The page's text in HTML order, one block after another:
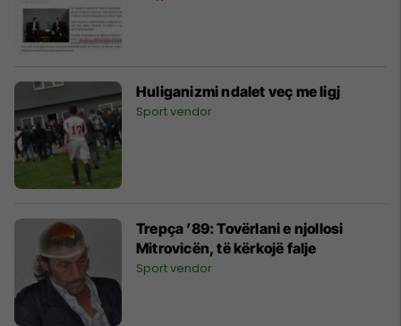
Huliganizmi ndalet veç me ligj
Sport vendor
Trepça ’89: Tovërlani e njollosi
Mitrovicën, të kërkojë falje
Sport vendor